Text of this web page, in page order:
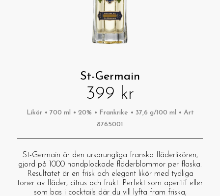
St-Germain
399 kr
Likör • 700 ml • 20% • Frankrike • 37,6 g/100 ml • Art
8765001
St-Germain är den ursprungliga franska fläderlikören,
gjord på 1000 handplockade fläderblommor per flaska.
Resultatet är en frisk och elegant likör med tydliga
toner av fläder, citrus och frukt. Perfekt som aperitif eller
som bas i cocktails där du vill lyfta fram friska,